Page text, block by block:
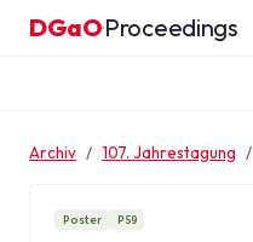
Zum Inhalt springen
DGaO·Proceedings
Archiv 107. Jahrestagung
Poster P59